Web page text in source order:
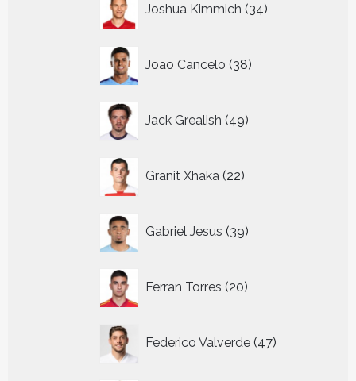
Joshua Kimmich 34
producten
Joao Cancelo 38
producten
Jack Grealish 49
producten
Granit Xhaka 22
producten
Gabriel Jesus 39
producten
Ferran Torres 20
producten
Federico Valverde 47
producten